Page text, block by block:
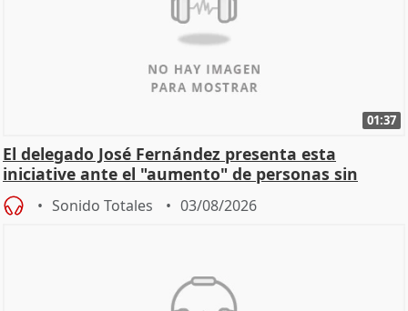
01:37
El delegado José Fernández presenta esta
iniciative ante el "aumento" de personas sin
hogar en Madri
Sonido Totales 03/08/2026